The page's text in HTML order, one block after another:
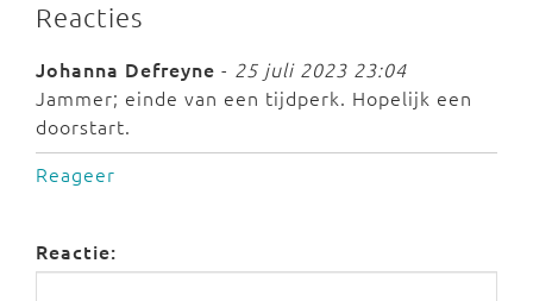
Reacties
Johanna Defreyne - 25 juli 2023 23:04
Jammer; einde van een tijdperk. Hopelijk een
doorstart.
Reageer
Reactie: